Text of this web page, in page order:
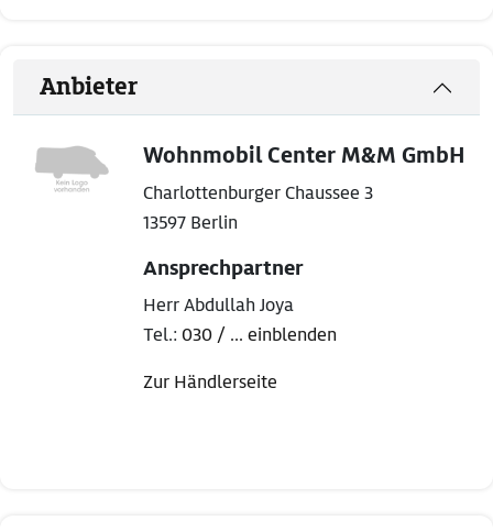
Anbieter
Wohnmobil Center M&M GmbH
Charlottenburger Chaussee 3
13597 Berlin
Ansprechpartner
Herr Abdullah Joya
Tel.: 030 / ... einblenden
Zur Händlerseite